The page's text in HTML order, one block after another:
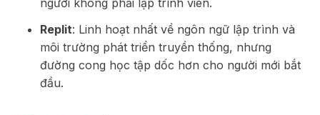
Replit: Linh hoạt nhất về ngôn ngữ lập trình và
môi trường phát triển truyền thống, nhưng
đường cong học tập dốc hơn cho người mới bắt
đầu.